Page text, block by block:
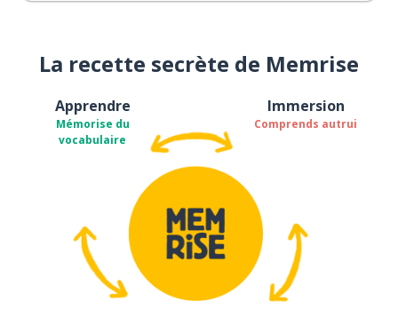
La recette secrète de Memrise
Apprendre
Mémorise du
vocabulaire
Immersion
Comprends autrui